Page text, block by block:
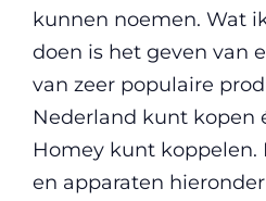
kunnen noemen. Wat
doen is het geven van
van zeer populaire
Nederland kunt kopen
Homey kunt koppelen.
en apparaten